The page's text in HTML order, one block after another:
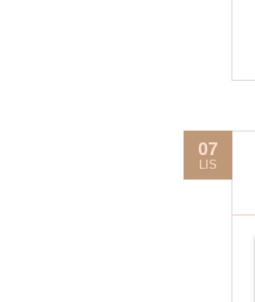
07
LIS